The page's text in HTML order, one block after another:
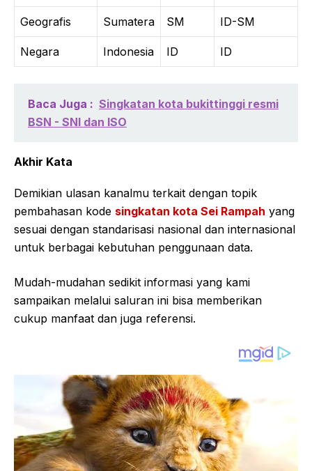
Geografis Sumatera SM ID-SM
Negara Indonesia ID ID
Baca Juga : Singkatan kota bukittinggi resmi
BSN - SNI dan ISO
Akhir Kata
Demikian ulasan kanalmu terkait dengan topik
pembahasan kode singkatan kota Sei Rampah yang
sesuai dengan standarisasi nasional dan internasional
untuk berbagai kebutuhan penggunaan data.
Mudah-mudahan sedikit informasi yang kami
sampaikan melalui saluran ini bisa memberikan
cukup manfaat dan juga referensi.